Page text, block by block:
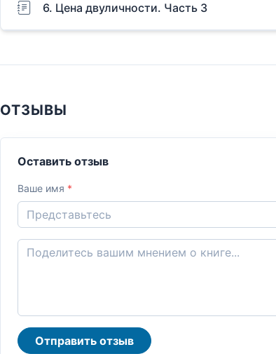
6. Цена двуличности. Часть 3
ОТЗЫВЫ
Оставить отзыв
Ваше имя *
Отправить отзыв